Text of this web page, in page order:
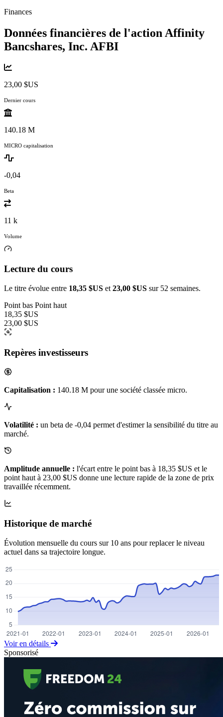
Finances
Données financières de l'action Affinity
Bancshares, Inc. AFBI
23,00 $US
Dernier cours
140.18 M
MICRO capitalisation
-0,04
Beta
11 k
Volume
Lecture du cours
Le titre évolue entre 18,35 $US et 23,00 $US sur 52 semaines.
Point bas Point haut
18,35 $US
23,00 $US
Repères investisseurs
Capitalisation : 140.18 M pour une société classée micro.
Volatilité : un beta de -0,04 permet d'estimer la sensibilité du titre au
marché.
Amplitude annuelle : l'écart entre le point bas à 18,35 $US et le
point haut à 23,00 $US donne une lecture rapide de la zone de prix
travaillée récemment.
Historique de marché
Évolution mensuelle du cours sur 10 ans pour replacer le niveau
actuel dans sa trajectoire longue.
Voir en détails
Sponsorisé